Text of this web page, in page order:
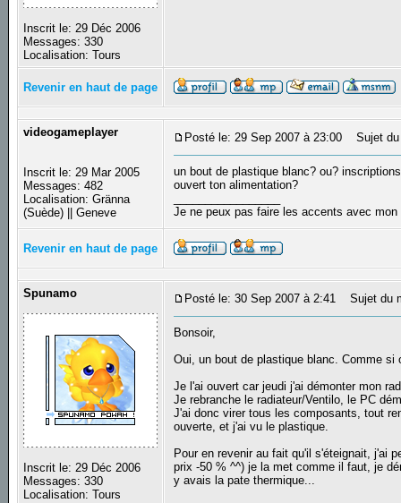
Inscrit le: 29 Déc 2006
Messages: 330
Localisation: Tours
Revenir en haut de page
videogameplayer
Inscrit le: 29 Mar 2005
Messages: 482
Localisation: Gränna
(Suède) || Geneve
Posté le: 29 Sep 2007 à 23:00 Sujet du
un bout de plastique blanc? ou?
ouvert ton alimentation?
Je ne peux pas faire les accents avec
Revenir en haut de page
Spunamo
Inscrit le: 29 Déc 2006
Messages: 330
Localisation: Tours
Posté le: 30 Sep 2007 à 2:41 Sujet du
Bonsoir,
Oui, un bout de plastique blanc. Comme
Je l'ai ouvert car jeudi j'ai démonter mon
Je rebranche le radiateur/Ventilo, le PC
J'ai donc virer tous les composants, tout
ouverte, et j'ai vu le plastique.
Pour en revenir au fait qu'il s'éteignait, j'ai
prix -50 % ^^) je la met comme il faut, je
y avais la pate thermique...